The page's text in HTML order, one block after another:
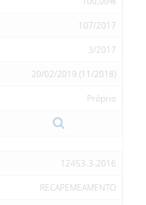
107/2017
3/2017
20/02/2019 (11/2018)
Próprio
12453-3-2016
RECAPEMEAMENTO